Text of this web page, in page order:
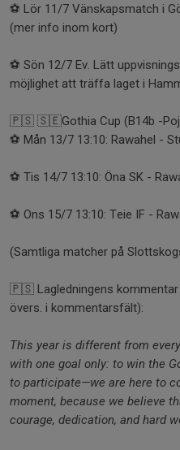
⚽️ Lör 11/7 Vänskapsmatch i
(mer info inom kort)
⚽️ Sön 12/7 Ev. Lätt
möjlighet att träffa laget i
🇵🇸 🇸🇪Gothia Cup (B14b -
⚽️ Mån 13/7 13:10: Rawahel -
⚽️ Tis 14/7 13:10: Öna SK -
⚽️ Ons 15/7 13:10: Teie IF -
(Samtliga matcher på
🇵🇸 Lagledningens kommentar
övers. i kommentarsfält):
This year is different from
with one goal only: to win the
to participate—we are here to
moment, because we believe
courage, dedication, and hard